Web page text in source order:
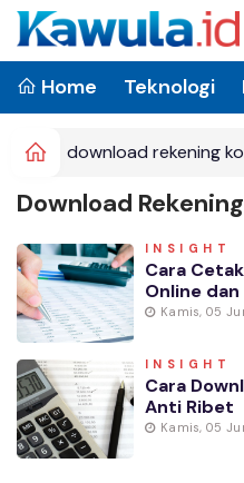
Home Teknologi
download rekening
Download
INSIGHT
Cara
Online
Kamis, 05
INSIGHT
Cara
Anti Ribet
Kamis, 05